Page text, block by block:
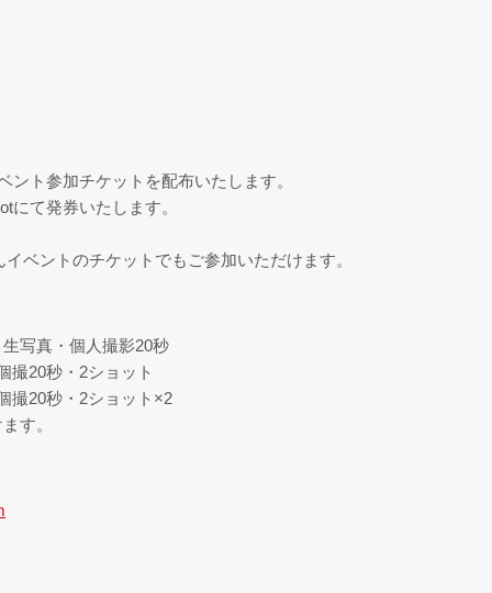
ト参加チケットを配布いたします。
にて発券いたします。
ベントのチケットでもご参加いただけます。
写真・個人撮影20秒
撮20秒・2ショット
撮20秒・2ショット×2
す。